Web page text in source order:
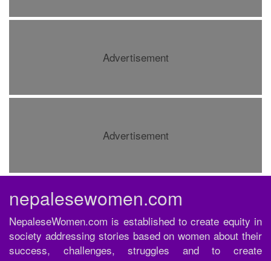
Advertisement
Advertisement
nepalesewomen.com
NepaleseWomen.com is established to create equity in
society addressing stories based on women about their
success, challenges, struggles and to create